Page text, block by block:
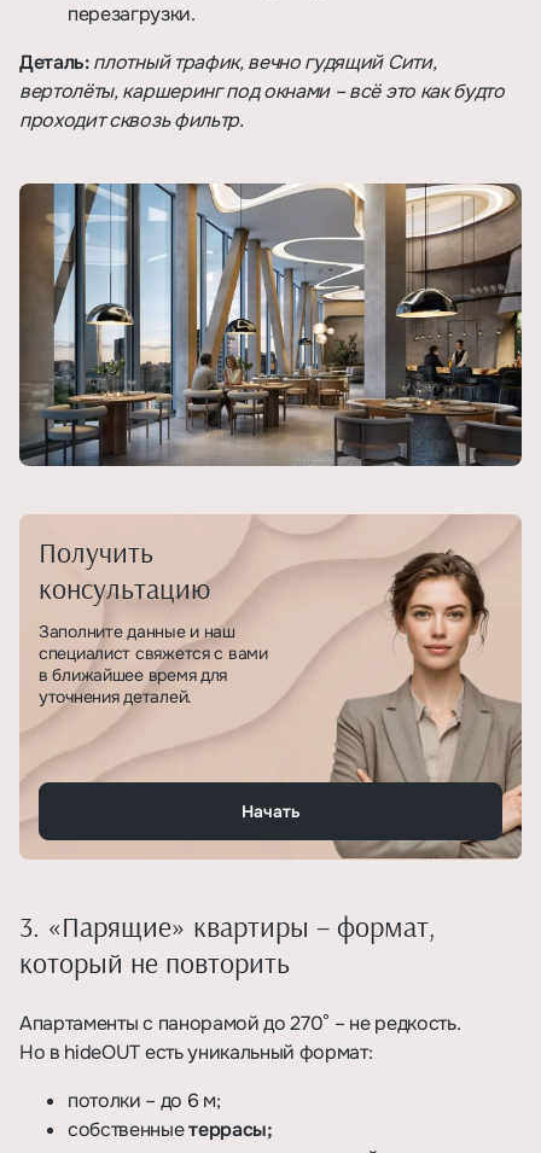
перезагрузки.
Деталь: плотный трафик, вечно гудящий Сити,
вертолёты, каршеринг под окнами – всё это как будто
проходит сквозь фильтр.
Получить
консультацию
Заполните данные и наш
специалист свяжется с вами
в ближайшее время для
уточнения деталей.
Начать
3. «Парящие» квартиры – формат,
который не повторить
Апартаменты с панорамой до 270° – не редкость.
Но в hideOUT есть уникальный формат:
потолки – до 6 м;
собственныетеррасы;